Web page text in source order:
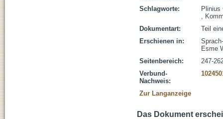
Schlagworte:
Plinius
,
Dokumentart:
Teil
Erschienen in:
Esme
Seitenbereich:
247-
Verbund-
Nachweis:
Zur Langanzeige
Das Dokument